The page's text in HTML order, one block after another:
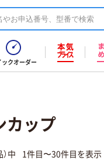
ックオーダー
カップ
中 1件目〜30件目を表示